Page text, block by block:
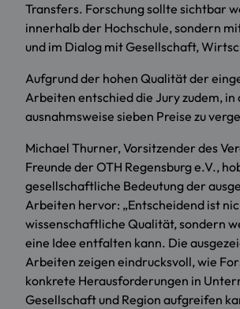
Transfers. Forschung sollte sichtbar
innerhalb der Hochschule, sondern
und im Dialog mit Gesellschaft,
Aufgrund der hohen Qualität der
Arbeiten entschied die Jury zudem, in
ausnahmsweise sieben Preise zu
Michael Thurner, Vorsitzender des
Freunde der OTH Regensburg e.V.,
gesellschaftliche Bedeutung der
Arbeiten hervor: „Entscheidend ist
wissenschaftliche Qualität, sondern
eine Idee entfalten kann. Die
Arbeiten zeigen eindrucksvoll, wie
konkrete Herausforderungen in
Gesellschaft und Region aufgreifen